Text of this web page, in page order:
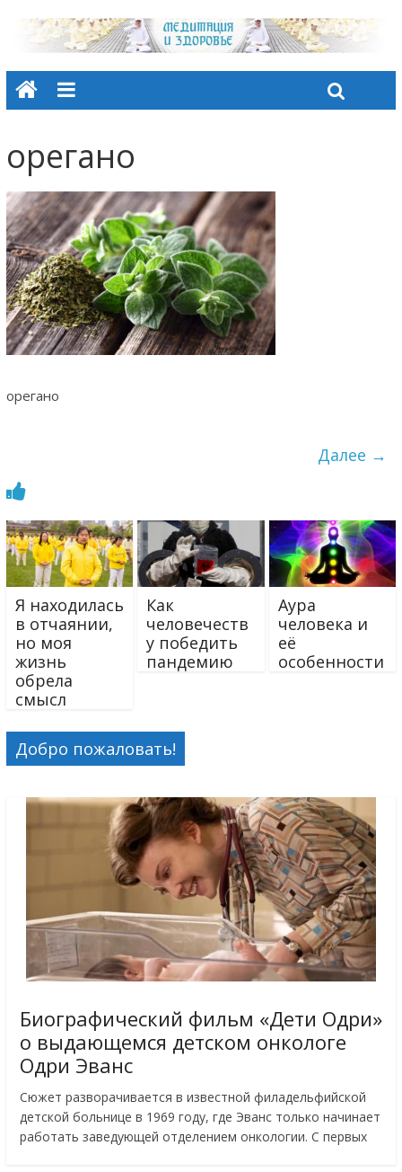
орегано
орегано
Далее →
Я находилась
в отчаянии,
но моя
жизнь
обрела
смысл
Как
человечеств
у победить
пандемию
Аура
человека и
её
особенности
Добро пожаловать!
Биографический фильм «Дети Одри»
о выдающемся детском онкологе
Одри Эванс
Сюжет разворачивается в известной филадельфийской
детской больнице в 1969 году, где Эванс только начинает
работать заведующей отделением онкологии. С первых